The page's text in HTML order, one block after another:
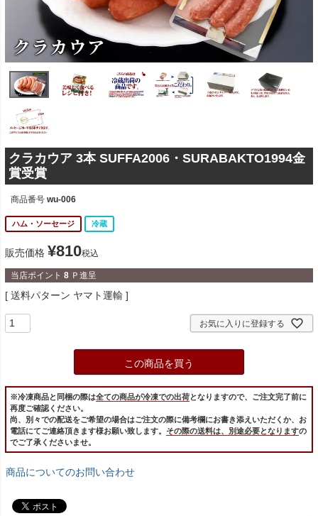
クラカウア 3本 SUFFA2006・SURABAKTO1994金
賞受賞
商品番号 wu-006
ハム・ソーセージ 冷蔵
販売価格 ¥810税込
当店ポイント 8 Ｐ進呈
送料パターン ヤマト運輸
お気に入りに登録する
この商品を買う
※冷凍商品と同梱の際は全ての商品が冷凍での出荷となりますので、ご注文完了前に
再度ご確認ください。
尚、別々での配送をご希望の場合はご注文の際に備考欄にお書き添えいただくか、お
電話にてご連絡頂きます様お願い致します。 その際の送料は、別途必要となりますの
でご了承くださいませ。
商品についてのお問い合わせ